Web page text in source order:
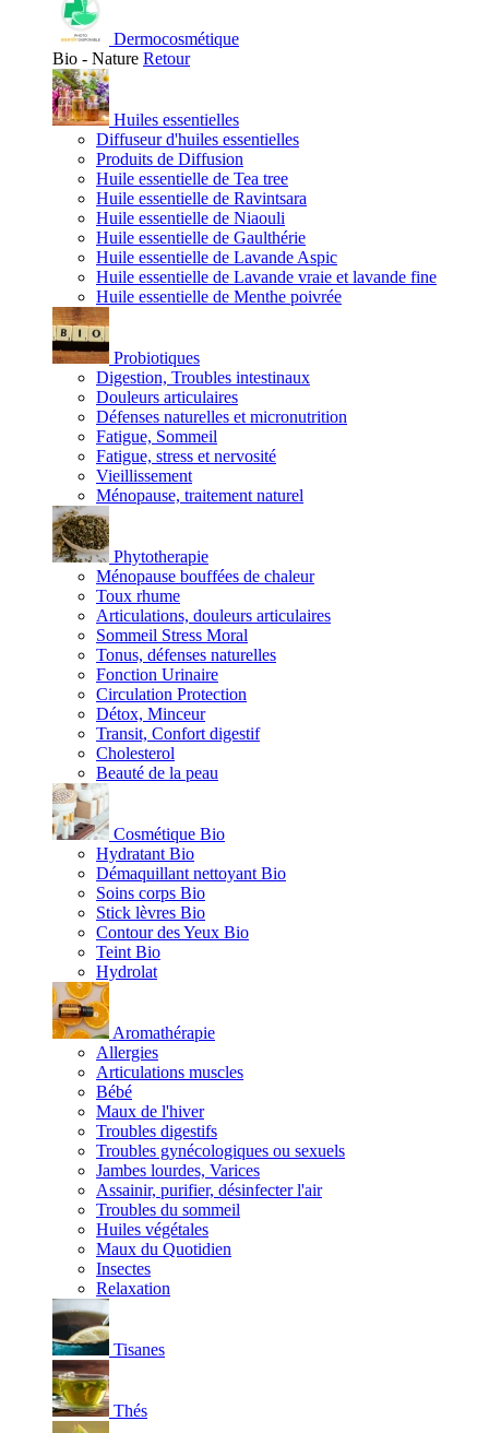
Dermocosmétique
Bio - Nature Retour
Huiles essentielles
Diffuseur d'huiles essentielles
Produits de Diffusion
Huile essentielle de Tea tree
Huile essentielle de Ravintsara
Huile essentielle de Niaouli
Huile essentielle de Gaulthérie
Huile essentielle de Lavande Aspic
Huile essentielle de Lavande vraie et lavande fine
Huile essentielle de Menthe poivrée
Probiotiques
Digestion, Troubles intestinaux
Douleurs articulaires
Défenses naturelles et micronutrition
Fatigue, Sommeil
Fatigue, stress et nervosité
Vieillissement
Ménopause, traitement naturel
Phytotherapie
Ménopause bouffées de chaleur
Toux rhume
Articulations, douleurs articulaires
Sommeil Stress Moral
Tonus, défenses naturelles
Fonction Urinaire
Circulation Protection
Détox, Minceur
Transit, Confort digestif
Cholesterol
Beauté de la peau
Cosmétique Bio
Hydratant Bio
Démaquillant nettoyant Bio
Soins corps Bio
Stick lèvres Bio
Contour des Yeux Bio
Teint Bio
Hydrolat
Aromathérapie
Allergies
Articulations muscles
Bébé
Maux de l'hiver
Troubles digestifs
Troubles gynécologiques ou sexuels
Jambes lourdes, Varices
Assainir, purifier, désinfecter l'air
Troubles du sommeil
Huiles végétales
Maux du Quotidien
Insectes
Relaxation
Tisanes
Thés